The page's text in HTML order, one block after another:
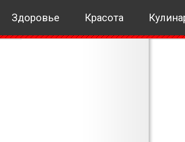
Здоровье Красота